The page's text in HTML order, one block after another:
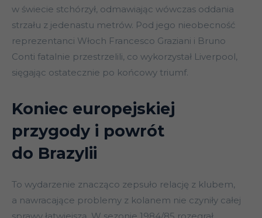
w świecie stchórzył, odmawiając wówczas oddania
strzału z jedenastu metrów. Pod jego nieobecność
reprezentanci Włoch Francesco Graziani i Bruno
Conti fatalnie przestrzelili, co wykorzystał Liverpool,
sięgając ostatecznie po końcowy triumf.
Koniec europejskiej
przygody i powrót
do Brazylii
To wydarzenie znacząco zepsuło relację z klubem,
a nawracające problemy z kolanem nie czyniły całej